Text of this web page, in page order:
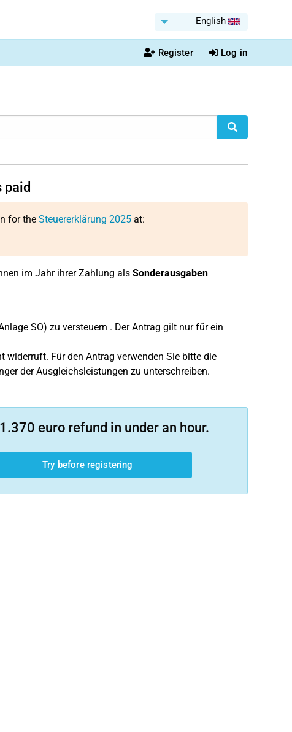
English
Register Log in
paid
for the Steuererklärung 2025at:
im Jahr ihrer Zahlung als Sonderausgaben
SO) zu versteuern . Der Antrag gilt nur für ein
Für den Antrag verwenden Sie bitte die
der Ausgleichsleistungen zu unterschreiben.
euro refund in under an hour.
Try before registering